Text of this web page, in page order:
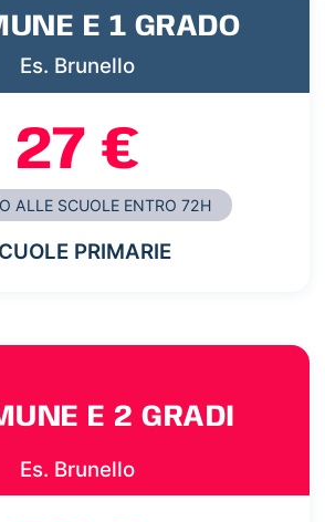
E 1 GRADO
Es. Brunello
27 €
ALLE SCUOLE ENTRO 72H
PRIMARIE
E 2 GRADI
Es. Brunello